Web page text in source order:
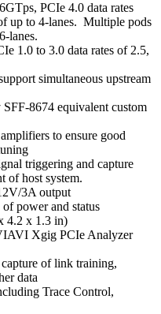
PCIe 4.0 data rates
up to 4-lanes. Multiple pods
lanes.
1.0 to 3.0 data rates of 2.5,
simultaneous upstream
8674 equivalent custom
to ensure good
triggering and capture
of host system.
3A output
power and status
4.2 x 1.3 in)
Xgig PCIe Analyzer
of link training,
data
Trace Control,